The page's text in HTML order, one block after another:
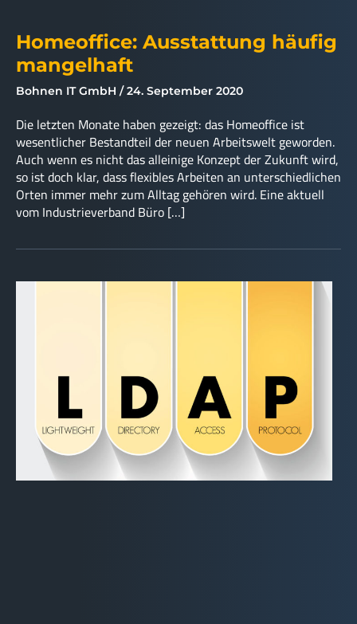
Homeoffice: Ausstattung häufig
mangelhaft
Bohnen IT GmbH 24. September 2020
Die letzten Monate haben gezeigt: das Homeoffice ist
wesentlicher Bestandteil der neuen Arbeitswelt geworden.
Auch wenn es nicht das alleinige Konzept der Zukunft wird,
so ist doch klar, dass flexibles Arbeiten an unterschiedlichen
Orten immer mehr zum Alltag gehören wird. Eine aktuell
vom Industrieverband Büro […]